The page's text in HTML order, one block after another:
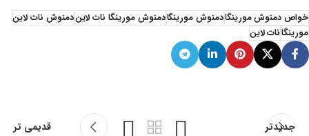
خواص دمنوش مورینگادمنوش مورینگادمنوش مورینگا نات لایندمنوش نات لاین
مورینگانات لاین
جدیدتر قدیمی تر